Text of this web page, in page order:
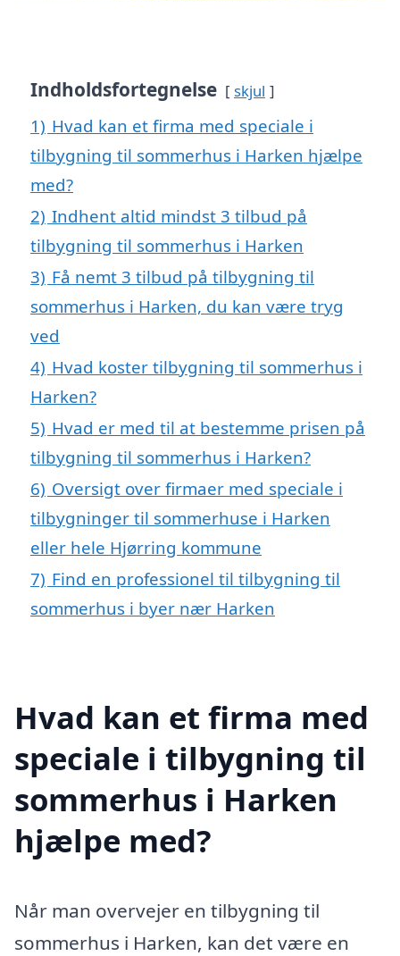
Indholdsfortegnelse skjul
1) Hvad kan et firma med speciale i
tilbygning til sommerhus i Harken hjælpe
med?
2) Indhent altid mindst 3 tilbud på
tilbygning til sommerhus i Harken
3) Få nemt 3 tilbud på tilbygning til
sommerhus i Harken, du kan være tryg
ved
4) Hvad koster tilbygning til sommerhus i
Harken?
5) Hvad er med til at bestemme prisen på
tilbygning til sommerhus i Harken?
6) Oversigt over firmaer med speciale i
tilbygninger til sommerhuse i Harken
eller hele Hjørring kommune
7) Find en professionel til tilbygning til
sommerhus i byer nær Harken
Hvad kan et firma med
speciale i tilbygning til
sommerhus i Harken
hjælpe med?
Når man overvejer en tilbygning til
sommerhus i Harken, kan det være en